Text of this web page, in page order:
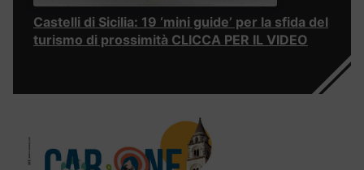
Castelli di Sicilia: 19 ‘mini guide’ per la sfida del
turismo di prossimità CLICCA PER IL VIDEO